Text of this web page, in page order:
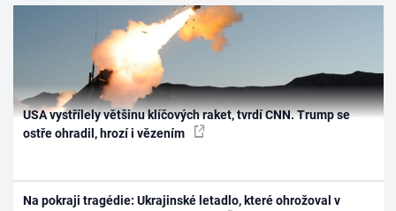
USA vystřílely většinu klíčových raket, tvrdí CNN. Trump se
ostře ohradil, hrozí i vězením
Na pokraji tragédie: Ukrajinské letadlo, které ohrožoval v